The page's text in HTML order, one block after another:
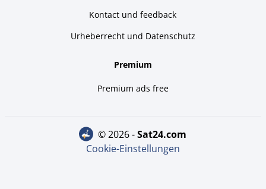
Kontact und feedback
Urheberrecht und Datenschutz
Premium
Premium ads free
© 2026 - sat24.com
Cookie-Einstellungen